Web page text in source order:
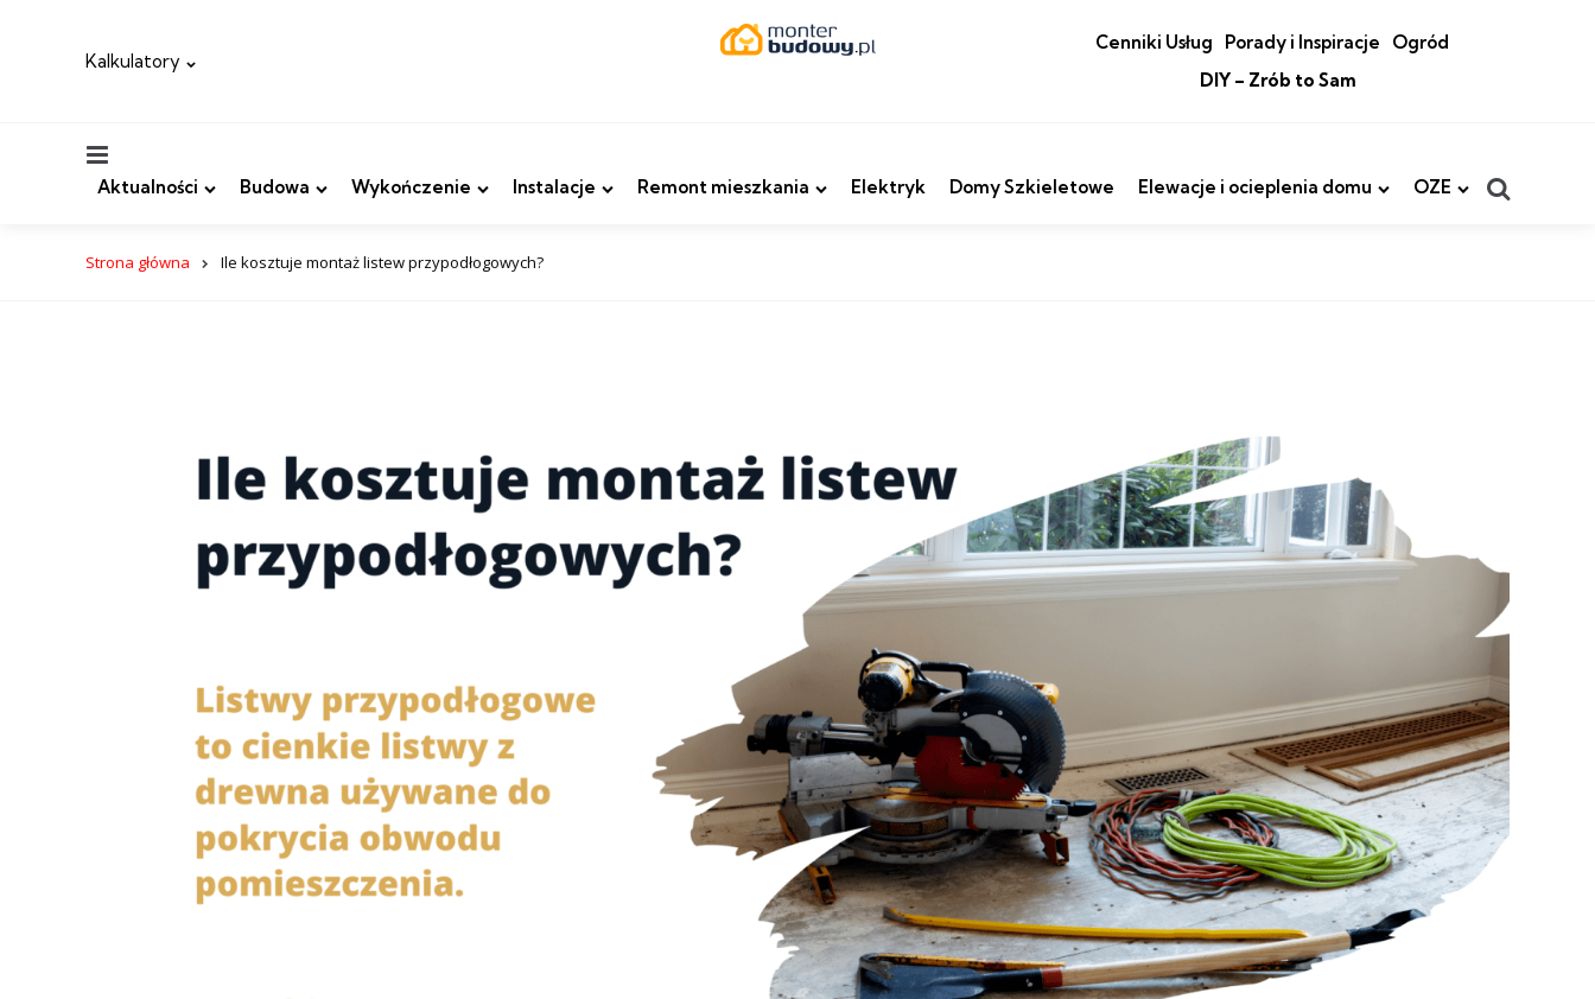
Kalkulatory
Cenniki Usług Porady i Inspiracje
Ogród
DIY – Zrób to Sam
Aktualności Budowa Wykończenie Instalacje Remont mieszkania Elektryk Domy Szkieletowe Elewacje i ocieplenia domu OZE
Strona główna Ile kosztuje montaż listew przypodłogowych?